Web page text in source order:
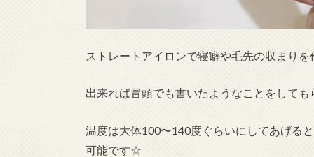
ストレートアイロンで寝癖や毛先の収まり
出来れば冒頭でも書いたようなことをして
温度は大体100〜140度ぐらいにしてあげる
可能です☆